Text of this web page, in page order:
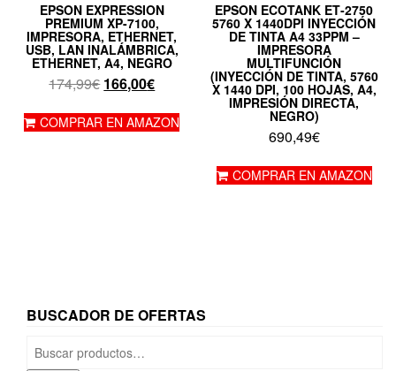
EPSON EXPRESSION
PREMIUM XP-7100,
IMPRESORA, ETHERNET,
USB, LAN INALÁMBRICA,
ETHERNET, A4, NEGRO
174,99€ El
original
166,00€El
actual
COMPRAR EN AMAZON
EPSON ECOTANK ET‑2750
5760 X 1440DPI INYECCIÓN
DE TINTA A4 33PPM –
IMPRESORA
MULTIFUNCIÓN
(INYECCIÓN DE TINTA, 5760
X 1440 DPI, 100 HOJAS, A4,
IMPRESIÓN DIRECTA,
NEGRO)
690,49€
COMPRAR EN AMAZON
BUSCADOR DE OFERTAS
Buscar
por: